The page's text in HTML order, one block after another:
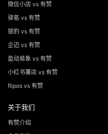
微信小店 vs 有赞
驿氪 vs 有赞
银豹 vs 有赞
企迈 vs 有赞
盈动易象 vs 有赞
小红书薯店 vs 有赞
flipos vs 有赞
关于我们
有赞介绍